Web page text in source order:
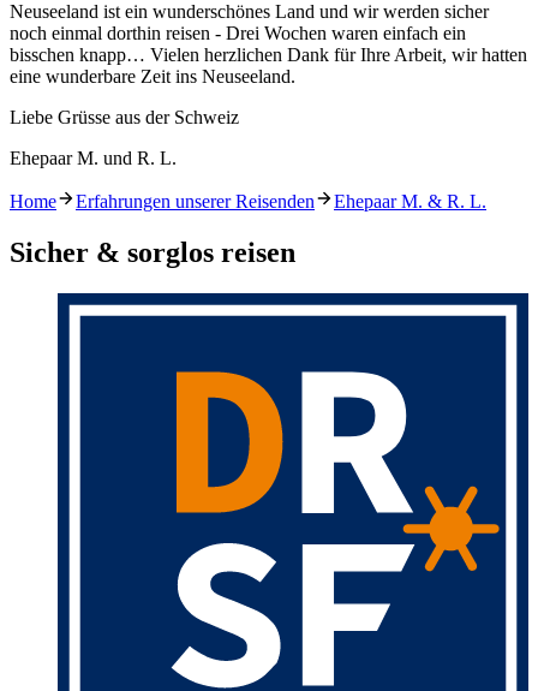
Neuseeland ist ein wunderschönes Land und wir werden sicher
noch einmal dorthin reisen - Drei Wochen waren einfach ein
bisschen knapp… Vielen herzlichen Dank für Ihre Arbeit, wir hatten
eine wunderbare Zeit ins Neuseeland.
Liebe Grüsse aus der Schweiz
Ehepaar M. und R. L.
Home Erfahrungen unserer Reisenden Ehepaar M. & R. L.
Sicher & sorglos reisen